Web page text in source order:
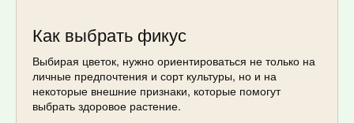
Как выбрать фикус
Выбирая цветок, нужно ориентироваться не только на
личные предпочтения и сорт культуры, но и на
некоторые внешние признаки, которые помогут
выбрать здоровое растение.